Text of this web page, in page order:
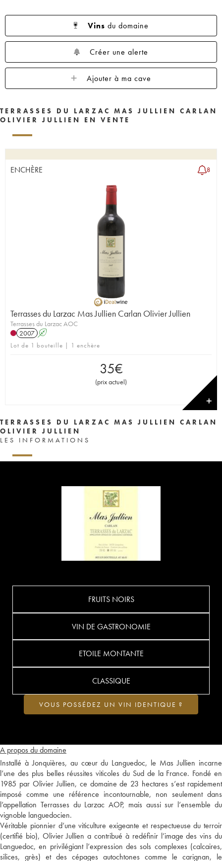
Vins du domaine
Créer une alerte
Ajouter à ma cave
TERRASSES DU LARZAC MAS JULLIEN CARLAN
OLIVIER JULLIEN EN VENTE
ENCHÈRE 8
Terrasses du Larzac Mas Jullien Carlan Olivier Jullien
Terrasses du Larzac AOC
2007 A
Lot de 1 bouteille | 1 enchère
35€
(prix actuel)
✕
TERRASSES DU LARZAC MAS JULLIEN CARLAN
OLIVIER JULLIEN
LES INFORMATIONS
A propos du domaine
Installé à Jonquières, au cœur du Languedoc, le Mas Jullien incarne
l’une des plus belles réussites viticoles du Sud de la France. Fondé en
1985 par Olivier Jullien, ce domaine de 23 hectares s’est rapidement
imposé comme une référence incontournable, non seulement dans
l’appellation Terrasses du Larzac AOP, mais aussi sur l’ensemble du
vignoble languedocien.
Véritable pionnier d’une viticulture exigeante et respectueuse du terroir
(certifié bio), Olivier Jullien a contribué à redéfinir l’image des vins du
Languedoc, en privilégiant l’expression des sols complexes (calcaires,
silices, grès) et des cépages autochtones comme le carignan, le
FRUITS NOIRS
VIN DE GASTRONOMIE
ETOILE MONTANTE
CLASSIQUE
VOUS POSSÉDEZ UN VIN IDENTIQUE ?